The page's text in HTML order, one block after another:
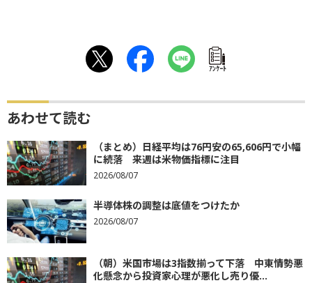
ｱﾝｹｰﾄ
あわせて読む
（まとめ）日経平均は76円安の65,606円で小幅
に続落 来週は米物価指標に注目
2026/08/07
半導体株の調整は底値をつけたか
2026/08/07
（朝）米国市場は3指数揃って下落 中東情勢悪
化懸念から投資家心理が悪化し売り優...